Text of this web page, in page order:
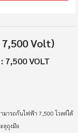
Volt)
: 7,500 VOLT
มารถกันไฟฟ้า 7,500 โวลต์ได้
ลุถุงมือ